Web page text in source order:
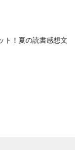
ト！夏の読書感想文